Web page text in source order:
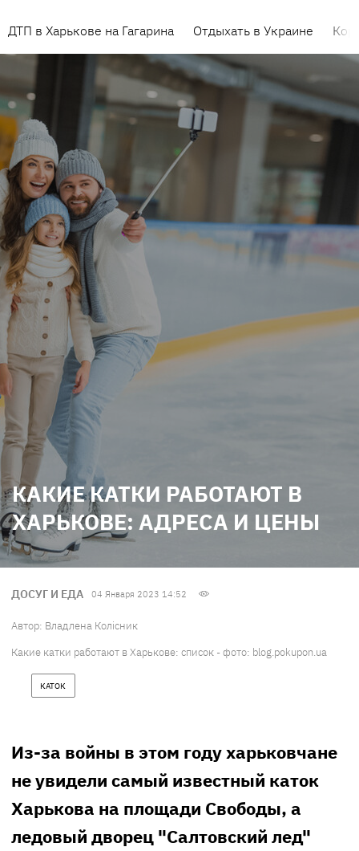
ДТП в Харькове на Гагарина Отдыхать в Украине
КАКИЕ КАТКИ РАБОТАЮТ В
ХАРЬКОВЕ: АДРЕСА И ЦЕНЫ
ДОСУГ И ЕДА 04 Января 2023 14:52
Автор: Владлена Колісник
Какие катки работают в Харькове: список - фото: blog.pokupon.ua
КАТОК
Из-за войны в этом году харьковчане
не увидели самый известный каток
Харькова на площади Свободы, а
ледовый дворец "Салтовский лед"